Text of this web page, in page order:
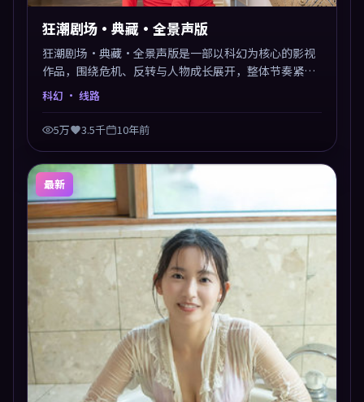
狂潮剧场·典藏·全景声版
狂潮剧场·典藏·全景声版是一部以科幻为核心的影视
作品，围绕危机、反转与人物成长展开，整体节奏紧
凑，值得推荐观看。
科幻 · 线路
5万 3.5千 10年前
最新